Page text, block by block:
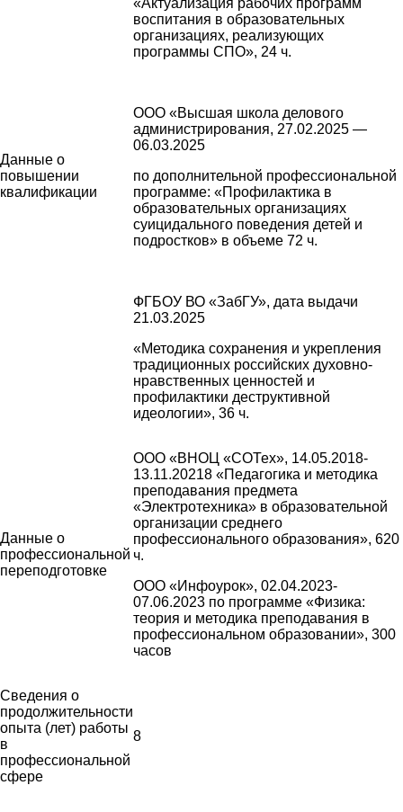
Данные о
повышении
квалификации
воспитания в образовательных
организациях, реализующих
программы СПО», 24 ч.
ООО «Высшая школа делового
администрирования, 27.02.2025 —
06.03.2025
по дополнительной профессиональной
программе: «Профилактика в
образовательных организациях
суицидального поведения детей и
подростков» в объеме 72 ч.
ФГБОУ ВО «ЗабГУ», дата выдачи
21.03.2025
«Методика сохранения и укрепления
традиционных российских духовно-
нравственных ценностей и
профилактики деструктивной
идеологии», 36 ч.
Данные о
профессиональной
переподготовке
ООО «ВНОЦ «СОТех», 14.05.2018-
13.11.20218 «Педагогика и методика
преподавания предмета
«Электротехника» в образовательной
организации среднего
профессионального образования», 620
ч.
ООО «Инфоурок», 02.04.2023-
07.06.2023 по программе «Физика:
теория и методика преподавания в
профессиональном образовании», 300
часов
Сведения о
продолжительности
опыта (лет) работы
в
профессиональной
сфере
8